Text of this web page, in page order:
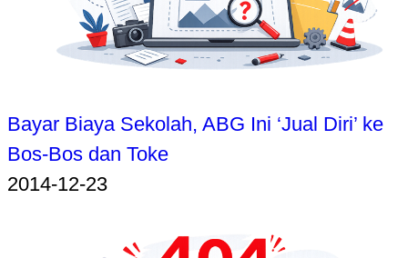
Bayar Biaya Sekolah, ABG Ini ‘Jual Diri’ ke
Bos-Bos dan Toke
2014-12-23